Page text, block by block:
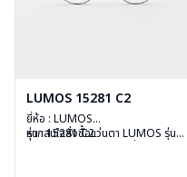
LUMOS 15281 C2
ยี่ห้อ : LUMOS
รุ่น : 15281 C2
หากสนใจสั่งชื้อแว่นตา LUMOS รุ่น